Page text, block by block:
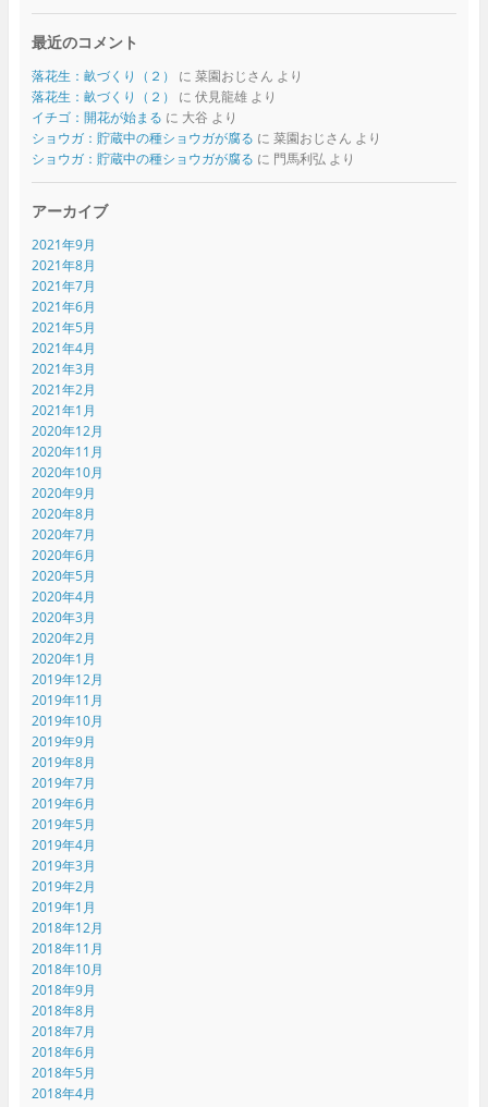
最近のコメント
落花生：畝づくり（２） に 菜園おじさん より
落花生：畝づくり（２）
に 伏見龍雄より
イチゴ：開花が始まる に 大谷 より
ショウガ：貯蔵中の種ショウガが腐る に 菜園おじさん より
ショウガ：貯蔵中の種ショウガが腐る に 門馬利弘 より
アーカイブ
2021年9月
2021年8月
2021年7月
2021年6月
2021年5月
2021年4月
2021年3月
2021年2月
2021年1月
2020年12月
2020年11月
2020年10月
2020年9月
2020年8月
2020年7月
2020年6月
2020年5月
2020年4月
2020年3月
2020年2月
2020年1月
2019年12月
2019年11月
2019年10月
2019年9月
2019年8月
2019年7月
2019年6月
2019年5月
2019年4月
2019年3月
2019年2月
2019年1月
2018年12月
2018年11月
2018年10月
2018年9月
2018年8月
2018年7月
2018年6月
2018年5月
2018年4月